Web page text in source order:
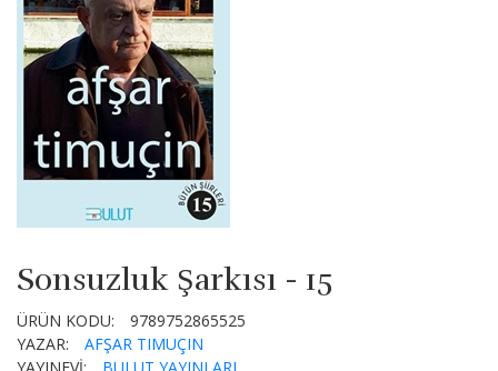
Sonsuzluk Şarkısı - 15
ÜRÜN KODU:
9789752865525
YAZAR:
AFŞAR TIMUÇIN